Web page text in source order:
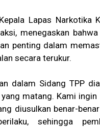
Lapas Narkotika
menegaskan
penting dalam
secara terukur.
dalam Sidang TPP
matang. Kami
diusulkan benar-
sehingga